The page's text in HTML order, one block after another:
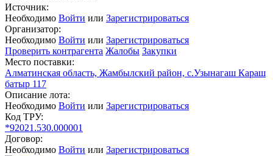
Источник:
Необходимо Войти или Зарегистрироваться
Организатор:
Необходимо Войти или Зарегистрироваться
Проверить контрагента Жалобы Закупки
Место поставки:
Алматинская область, Жамбылский район, с.Узынагаш Караш
батыр 117
Описание лота:
Необходимо Войти или Зарегистрироваться
Код ТРУ:
*92021.530.000001
Договор:
Необходимо Войти или Зарегистрироваться